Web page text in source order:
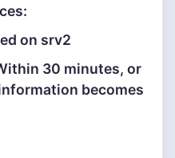
on srv2
30 minutes, or
becomes